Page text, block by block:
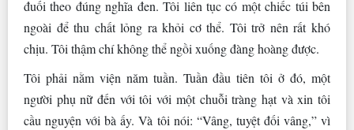
đuối theo đúng nghĩa đen. Tôi liên tục có một chiếc túi bên
ngoài để thu chất lỏng ra khỏi cơ thể. Tôi trở nên rất khó
chịu. Tôi thậm chí không thể ngồi xuống đàng hoàng được.
Tôi phải nằm viện năm tuần. Tuần đầu tiên tôi ở đó, một
người phụ nữ đến với tôi với một chuỗi tràng hạt và xin tôi
cầu nguyện với bà ấy. Và tôi nói: “Vâng, tuyệt đối vâng,” vì